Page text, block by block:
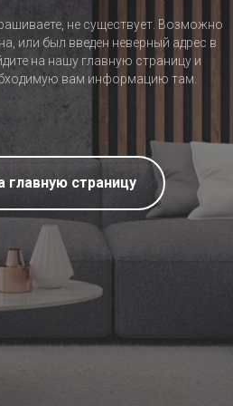
не существует. Возможно
или был введен неверный адрес в
на нашу главную страницу и
вам информацию там.
главную страницу